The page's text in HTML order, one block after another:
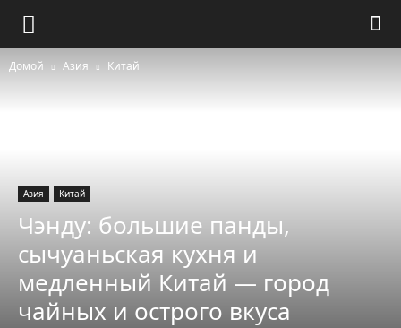
Домой Азия Китай
Азия Китай
Чэнду: большие панды,
сычуаньская кухня и
медленный Китай — город
чайных и острого вкуса